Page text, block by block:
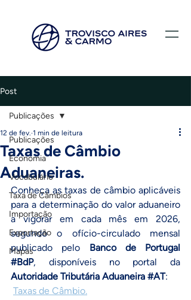
Post
Publicações
Economia
Vocabulário
Taxa de Câmbios
Importação
Exportação
Mapas
Publicações
Taxas de Câmbio
Aduaneiras.
12 de fev. 1 min de leitura
Conheça as taxas de câmbio aplicáveis
para a determinação do valor aduaneiro
a vigorar em cada mês em 2026,
segundo o ofício-circulado mensal
publicado pelo Banco de Portugal
#BdP
Autoridade Tributária Aduaneira #AT:
Taxas de Câmbio.